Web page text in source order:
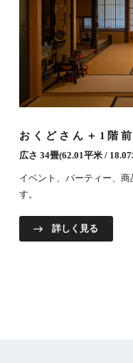
おくどさん＋1階
広さ 34畳(62.01平米 /
イベント、パーティー、
す。
詳しく見る